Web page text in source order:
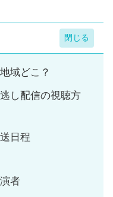
域どこ？
し配信の視聴方
日程
者